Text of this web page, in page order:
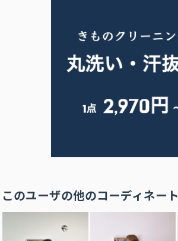
このユーザの他のコーディネート